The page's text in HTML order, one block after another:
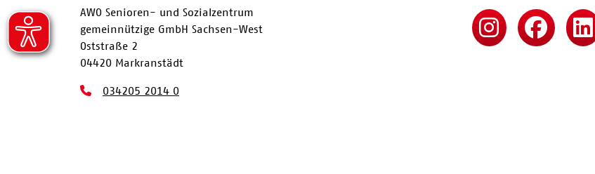
AWO Senioren- und Sozialzentrum
gemeinnützige GmbH Sachsen-West
Oststraße 2
04420 Markranstädt
034205 2014 0